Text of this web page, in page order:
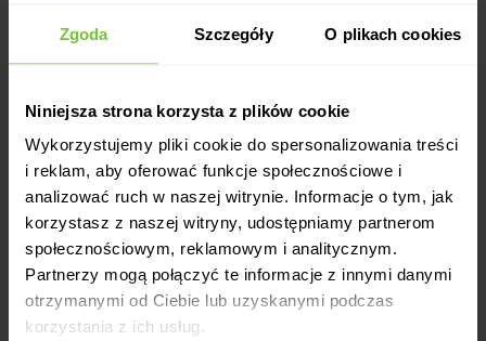
Zgoda Szczegóły O plikach cookies
Niniejsza strona korzysta z plików cookie
Wykorzystujemy pliki cookie do spersonalizowania treści
i reklam, aby oferować funkcje społecznościowe i
analizować ruch w naszej witrynie. Informacje o tym, jak
korzystasz z naszej witryny, udostępniamy partnerom
społecznościowym, reklamowym i analitycznym.
Partnerzy mogą połączyć te informacje z innymi danymi
otrzymanymi od Ciebie lub uzyskanymi podczas
korzystania z ich usług.